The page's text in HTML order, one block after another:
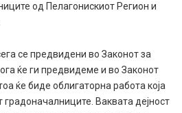
од Пелагонискиот Регион и
се предвидени во Законот за
ќе ги предвидеме и во Законот
ќе биде облигаторна работа која
градоначалниците. Ваквата дејност